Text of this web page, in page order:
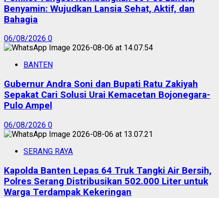
Benyamin: Wujudkan Lansia Sehat, Aktif, dan
Bahagia
06/08/2026 0
BANTEN
Gubernur Andra Soni dan Bupati Ratu Zakiyah
Sepakat Cari Solusi Urai Kemacetan Bojonegara-
Pulo Ampel
06/08/2026 0
SERANG RAYA
Kapolda Banten Lepas 64 Truk Tangki Air Bersih,
Polres Serang Distribusikan 502.000 Liter untuk
Warga Terdampak Kekeringan